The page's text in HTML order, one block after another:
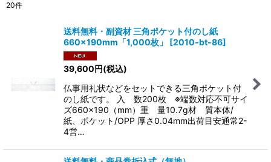
在庫あり
20件
送料無料・副資材 三角ポケット付のし紙
660×190mm「1,000枚」
[2010-bt-86]
39,600円(税込)
仏事用礼状などをセットできる三角ポケット付
のし紙です。 入 数200枚 ※端数対応不可サイ
ズ660×190（mm）重 量10.7g材 質本体/
紙、ポケット/OPP 厚さ0.04mm出荷目安通常2-
4営…